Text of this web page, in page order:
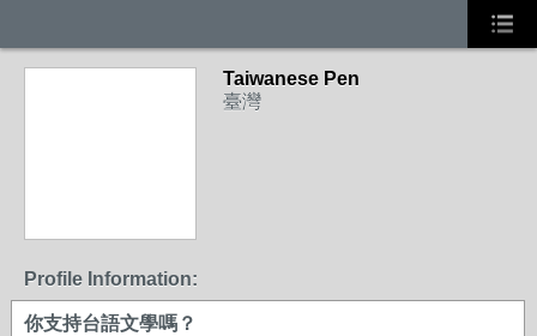
Taiwanese Pen
臺灣
Profile Information:
你支持台語文學嗎？